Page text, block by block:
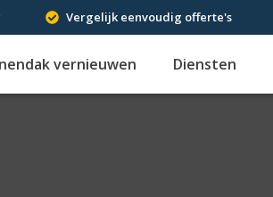
Vergelijk eenvoudig offerte's
vernieuwen Diensten